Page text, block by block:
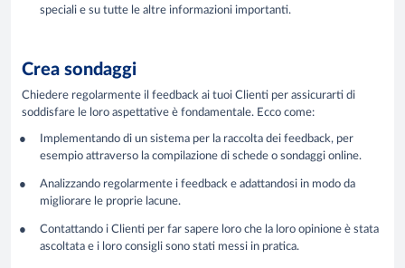
speciali e su tutte le altre informazioni importanti.
Crea sondaggi
Chiedere regolarmente il feedback ai tuoi Clienti per assicurarti di
soddisfare le loro aspettative è fondamentale. Ecco come:
Implementando di un sistema per la raccolta dei feedback, per
esempio attraverso la compilazione di schede o sondaggi online.
Analizzando regolarmente i feedback e adattandosi in modo da
migliorare le proprie lacune.
Contattando i Clienti per far sapere loro che la loro opinione è stata
ascoltata e i loro consigli sono stati messi in pratica.